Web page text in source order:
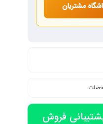
مشتریان
فروش